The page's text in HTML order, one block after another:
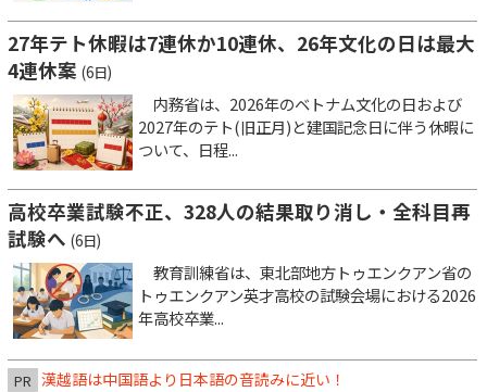
27年テト休暇は7連休か10連休、26年文化の日は最大
4連休案 (6日)
内務省は、2026年のベトナム文化の日および
2027年のテト(旧正月)と建国記念日に伴う休暇に
ついて、日程...
高校卒業試験不正、328人の結果取り消し・全科目再
試験へ (6日)
教育訓練省は、東北部地方トゥエンクアン省の
トゥエンクアン英才高校の試験会場における2026
年高校卒業...
PR 漢越語は中国語より日本語の音読みに近い！